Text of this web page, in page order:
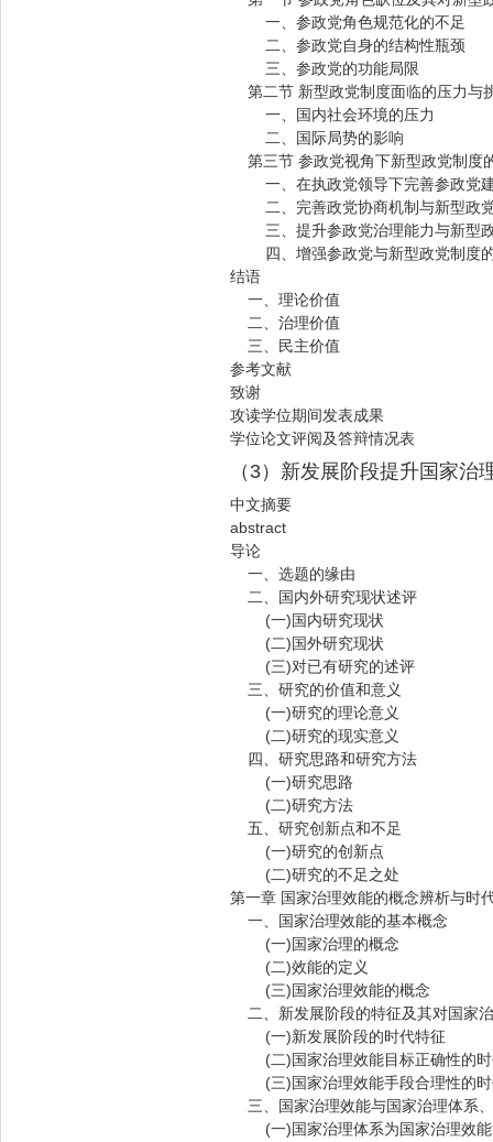
一、参政党角色规范化的不足
二、参政党自身的结构性瓶颈
三、参政党的功能局限
第二节 新型政党制度面临的压力与
一、国内社会环境的压力
二、国际局势的影响
第三节 参政党视角下新型政党制度
一、在执政党领导下完善参政党
二、完善政党协商机制与新型政党
三、提升参政党治理能力与新型
四、增强参政党与新型政党制度
结语
一、理论价值
二、治理价值
三、民主价值
参考文献
致谢
攻读学位期间发表成果
学位论文评阅及答辩情况表
（3）新发展阶段提升国家
中文摘要
abstract
导论
一、选题的缘由
二、国内外研究现状述评
(一)国内研究现状
(二)国外研究现状
(三)对已有研究的述评
三、研究的价值和意义
(一)研究的理论意义
(二)研究的现实意义
四、研究思路和研究方法
(一)研究思路
(二)研究方法
五、研究创新点和不足
(一)研究的创新点
(二)研究的不足之处
第一章 国家治理效能的概念辨析与时
一、国家治理效能的基本概念
(一)国家治理的概念
(二)效能的定义
(三)国家治理效能的概念
二、新发展阶段的特征及其对国家
(一)新发展阶段的时代特征
(二)国家治理效能目标正确性的时
(三)国家治理效能手段合理性的时
三、国家治理效能与国家治理体系
(一)国家治理体系为国家治理效能